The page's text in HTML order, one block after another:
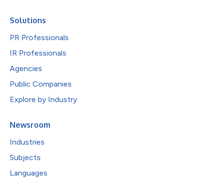
Solutions
PR Professionals
IR Professionals
Agencies
Public Companies
Explore by Industry
Newsroom
Industries
Subjects
Languages